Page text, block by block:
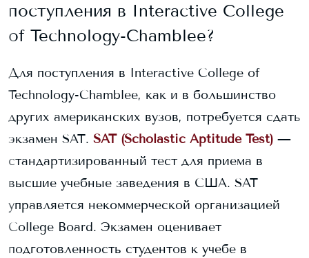
поступления в Interactive College
of Technology-Chamblee?
Для поступления в Interactive College of
Technology-Chamblee, как и в большинство
других американских вузов, потребуется сдать
экзамен SAT. SAT (Scholastic Aptitude Test) —
стандартизированный тест для приема в
высшие учебные заведения в США. SAT
управляется некоммерческой организацией
College Board. Экзамен оценивает
подготовленность студентов к учебе в